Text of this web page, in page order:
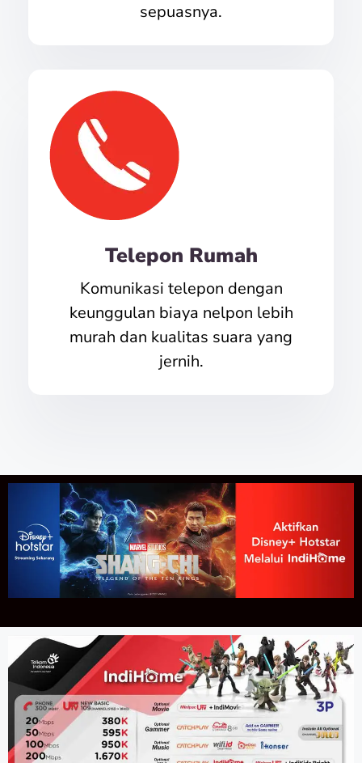
sepuasnya.
Telepon Rumah
Komunikasi telepon dengan
keunggulan biaya nelpon lebih
murah dan kualitas suara yang
jernih.